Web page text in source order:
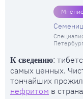
К сведению:
самых ценных.
тончайших
нефритом в